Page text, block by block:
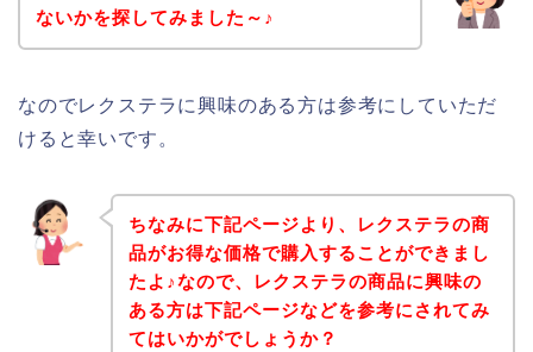
ないかを探してみました～♪
なのでレクステラに興味のある方は参考にしていただ
けると幸いです。
ちなみに下記ページより、レクステラの商
品がお得な価格で購入することができまし
たよ♪なので、レクステラの商品に興味の
ある方は下記ページなどを参考にされてみ
てはいかがでしょうか？